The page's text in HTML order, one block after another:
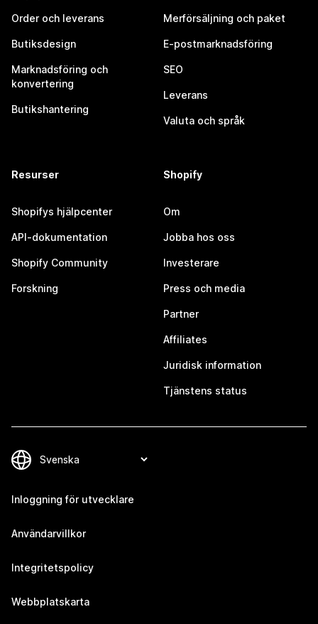
Order och leverans
Butiksdesign
Marknadsföring och
konvertering
Butikshantering
Merförsäljning och paket
E-postmarknadsföring
SEO
Leverans
Valuta och språk
Resurser
Shopifys hjälpcenter
API-dokumentation
Shopify Community
Forskning
Shopify
Om
Jobba hos oss
Investerare
Press och media
Partner
Affiliates
Juridisk information
Tjänstens status
Inloggning för utvecklare
Användarvillkor
Integritetspolicy
Webbplatskarta